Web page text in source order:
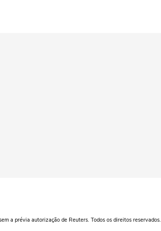
a prévia autorização de Reuters. Todos os direitos reservados.